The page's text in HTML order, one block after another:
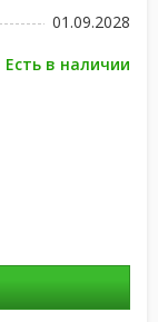
01.09.2028
Есть в наличии